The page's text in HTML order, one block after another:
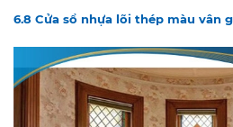
6.8 Cửa sổ nhựa lõi thép màu vân